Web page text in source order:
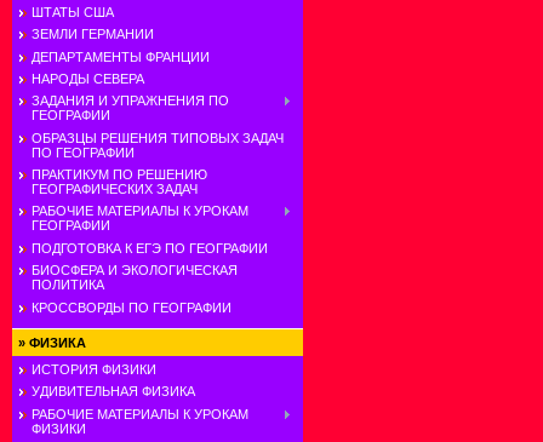
ШТАТЫ США
ЗЕМЛИ ГЕРМАНИИ
ДЕПАРТАМЕНТЫ ФРАНЦИИ
НАРОДЫ СЕВЕРА
ЗАДАНИЯ И УПРАЖНЕНИЯ ПО
ГЕОГРАФИИ
ОБРАЗЦЫ РЕШЕНИЯ ТИПОВЫХ ЗАДАЧ
ПО ГЕОГРАФИИ
ПРАКТИКУМ ПО РЕШЕНИЮ
ГЕОГРАФИЧЕСКИХ ЗАДАЧ
РАБОЧИЕ МАТЕРИАЛЫ К УРОКАМ
ГЕОГРАФИИ
ПОДГОТОВКА К ЕГЭ ПО ГЕОГРАФИИ
БИОСФЕРА И ЭКОЛОГИЧЕСКАЯ
ПОЛИТИКА
КРОССВОРДЫ ПО ГЕОГРАФИИ
» ФИЗИКА
ИСТОРИЯ ФИЗИКИ
УДИВИТЕЛЬНАЯ ФИЗИКА
РАБОЧИЕ МАТЕРИАЛЫ К УРОКАМ
ФИЗИКИ